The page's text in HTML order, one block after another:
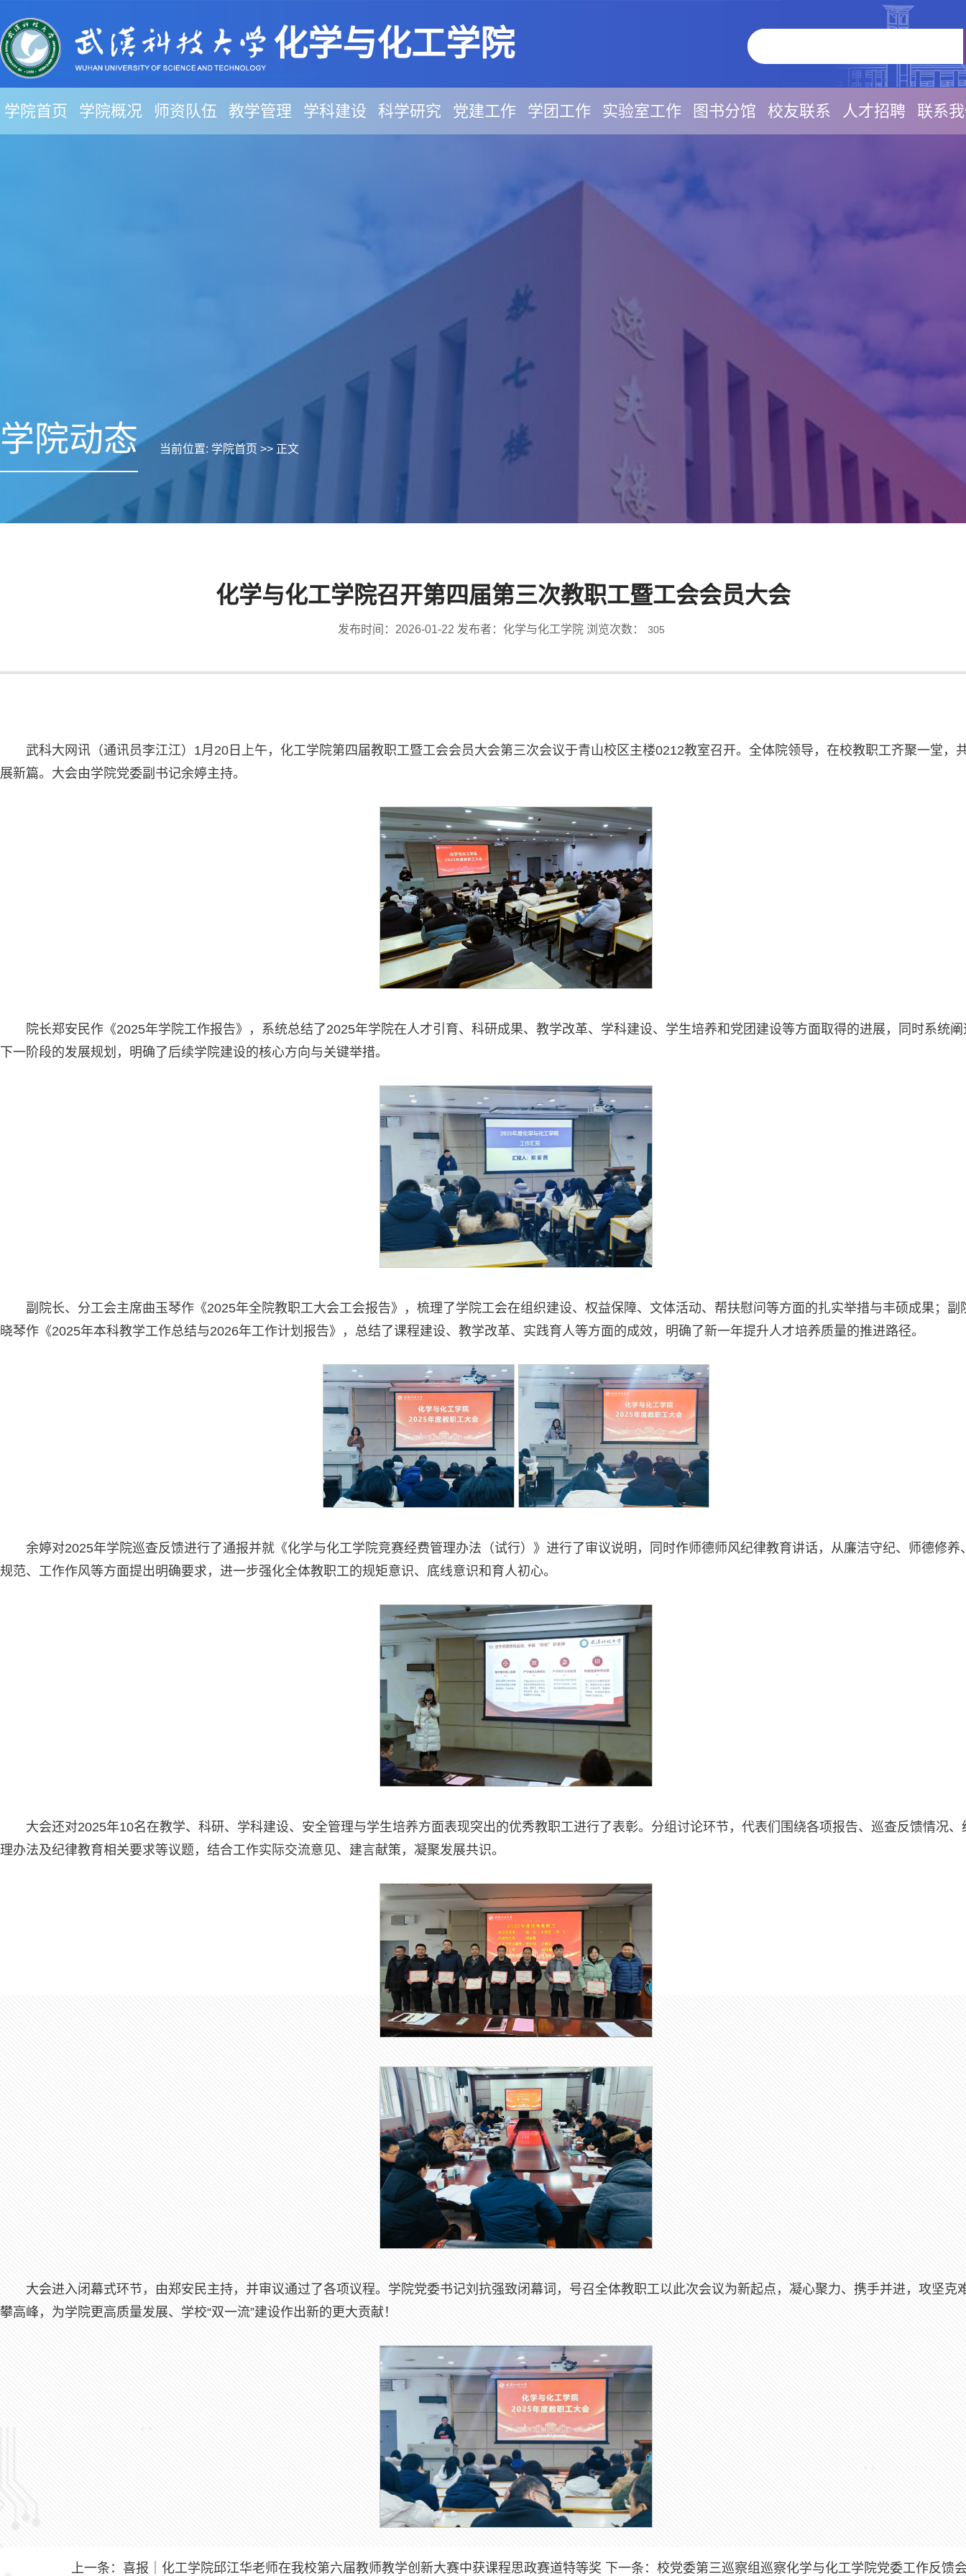
化学与化工学院
学院首页 学院概况 师资队伍 教学管理 学科建设 科学研究 党建工作 学团工作 实验室工作 图书分馆 校友联系 人才招聘 联系
学院动态 当前位置: 学院首页 >> 正文
化学与化工学院召开第四届第三次教职工暨工会会员大会
发布时间：2026-01-22 发布者：化学与化工学院 浏览次数： 305
武科大网讯（通讯员李江江）1月20日上午，化工学院第四届教职工暨工会会员大会第三次会议于青山校区主楼0212教室召开。全体院领导，在校教职工齐聚一堂，
展新篇。大会由学院党委副书记余婷主持。
院长郑安民作《2025年学院工作报告》，系统总结了2025年学院在人才引育、科研成果、教学改革、学科建设、学生培养和党团建设等方面取得的进展，同时系统
下一阶段的发展规划，明确了后续学院建设的核心方向与关键举措。
副院长、分工会主席曲玉琴作《2025年全院教职工大会工会报告》，梳理了学院工会在组织建设、权益保障、文体活动、帮扶慰问等方面的扎实举措与丰硕成果；副
晓琴作《2025年本科教学工作总结与2026年工作计划报告》，总结了课程建设、教学改革、实践育人等方面的成效，明确了新一年提升人才培养质量的推进路径。
余婷对2025年学院巡查反馈进行了通报并就《化学与化工学院竞赛经费管理办法（试行）》进行了审议说明，同时作师德师风纪律教育讲话，从廉洁守纪、师德修养
规范、工作作风等方面提出明确要求，进一步强化全体教职工的规矩意识、底线意识和育人初心。
大会还对2025年10名在教学、科研、学科建设、安全管理与学生培养方面表现突出的优秀教职工进行了表彰。分组讨论环节，代表们围绕各项报告、巡查反馈情况、
理办法及纪律教育相关要求等议题，结合工作实际交流意见、建言献策，凝聚发展共识。
大会进入闭幕式环节，由郑安民主持，并审议通过了各项议程。学院党委书记刘抗强致闭幕词，号召全体教职工以此次会议为新起点，凝心聚力、携手并进，攻坚克
攀高峰，为学院更高质量发展、学校“双一流”建设作出新的更大贡献！
上一条： 喜报｜化工学院邱江华老师在我校第六届教师教学创新大赛中获课程思政赛道特等奖 下一条： 校党委第三巡察组巡察化学与化工学院党委工作反馈